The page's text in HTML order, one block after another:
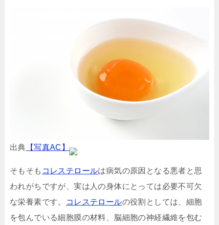
出典 【写真AC】
そもそも コレステロールは病気の原因となる悪者と思
われがちですが、実は人の身体にとっては必要不可欠
な栄養素です。
コレステロールの役割としては、細胞
を包んでいる細胞膜の材料、脳細胞の神経繊維を包む